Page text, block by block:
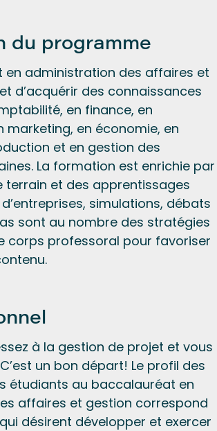
du programme
en administration des affaires et
d’acquérir des connaissances
en finance, en
marketing, en économie, en
et en gestion des
La formation est enrichie par
terrain et des apprentissages
simulations, débats
sont au nombre des stratégies
corps professoral pour favoriser
à la gestion de projet et vous
un bon départ! Le profil des
étudiants au baccalauréat en
affaires et gestion correspond
désirent développer et exercer